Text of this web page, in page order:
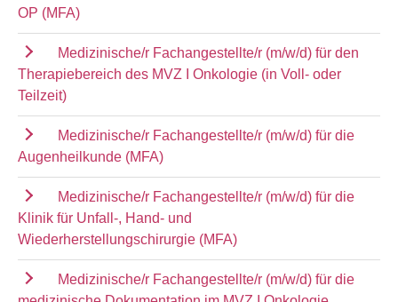
OP (MFA)
Medizinische/r Fachangestellte/r (m/w/d) für den
Therapiebereich des MVZ I Onkologie (in Voll- oder
Teilzeit)
Medizinische/r Fachangestellte/r (m/w/d) für die
Augenheilkunde (MFA)
Medizinische/r Fachangestellte/r (m/w/d) für die
Klinik für Unfall-, Hand- und
Wiederherstellungschirurgie (MFA)
Medizinische/r Fachangestellte/r (m/w/d) für die